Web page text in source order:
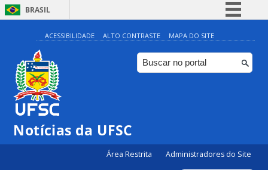
BRASIL
Simplifique!
Comunica BR
Participe
ACESSIBILIDADE ALTO CONTRASTE MAPA DO SITE
Notícias da UFSC
Área Restrita Administradores do Site